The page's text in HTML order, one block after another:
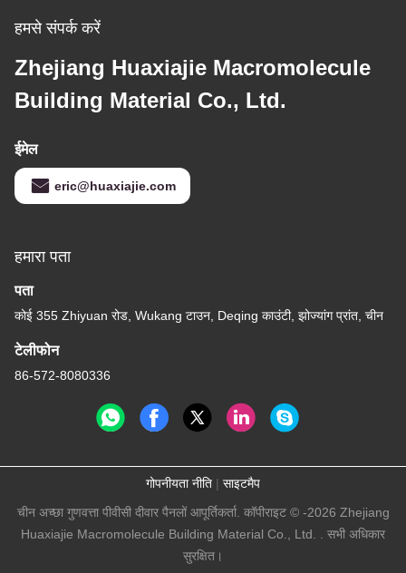
हमसे संपर्क करें
Zhejiang Huaxiajie Macromolecule
Building Material Co., Ltd.
ईमेल
eric@huaxiajie.com
हमारा पता
पता
कोई 355 Zhiyuan रोड, Wukang टाउन, Deqing काउंटी, झोज्यांग प्रांत, चीन
टेलीफोन
86-572-8080336
गोपनीयता नीति | साइटमैप
चीन अच्छा गुणवत्ता पीवीसी दीवार पैनलों आपूर्तिकर्ता. कॉपीराइट © -2026 Zhejiang
Huaxiajie Macromolecule Building Material Co., Ltd. . सभी अधिकार
सुरक्षित।